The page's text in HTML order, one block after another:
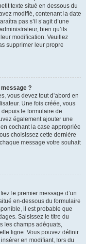
texte situé en dessous du
modifié, contenant la date
pas s’il s’agit d’une
bien qu’ils
modification. Veuillez
supprimer leur propre
?
vous devez tout d’abord en
Une fois créée, vous
le formulaire de
également ajouter une
cochant la case appropriée
choisissez cette dernière
message votre souhait
le premier message d’un
en-dessous du formulaire
il est probable que
Saisissez le titre du
les champs adéquats,
ligne. Vous pouvez définir
en modifiant, lors du